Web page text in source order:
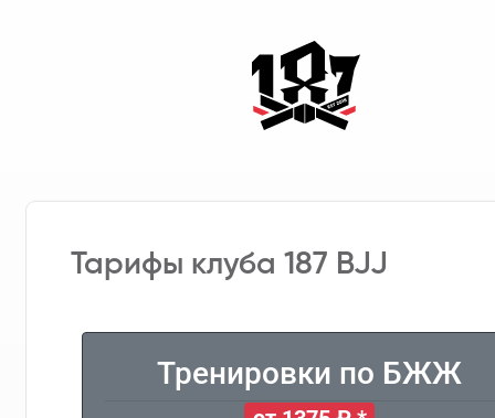
Тарифы клуба 187 BJJ
Тренировки по БЖЖ